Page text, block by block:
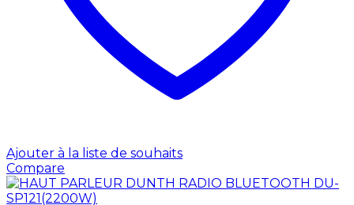
Ajouter à la liste de souhaits
Compare